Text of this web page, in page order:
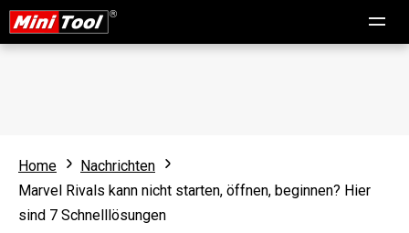
Home
Nachrichten
Marvel Rivals kann nicht starten, öffnen, beginnen? Hier
sind 7 Schnelllösungen